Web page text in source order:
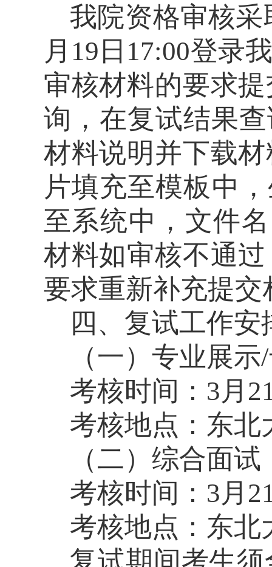
我院资格审核
月 19 日 17:00登录
审核材料的要求
询，在复试结果
材料说明并下载
片填充至模板中
至系统中，文件
材料如审核不通
要求重新补充提交
四、复试工作安
（一）专业展示/
考核时间： 3月
考核地点： 东北
（二）综合面试
考核时间： 3月
考核地点： 东北
复试期间考生